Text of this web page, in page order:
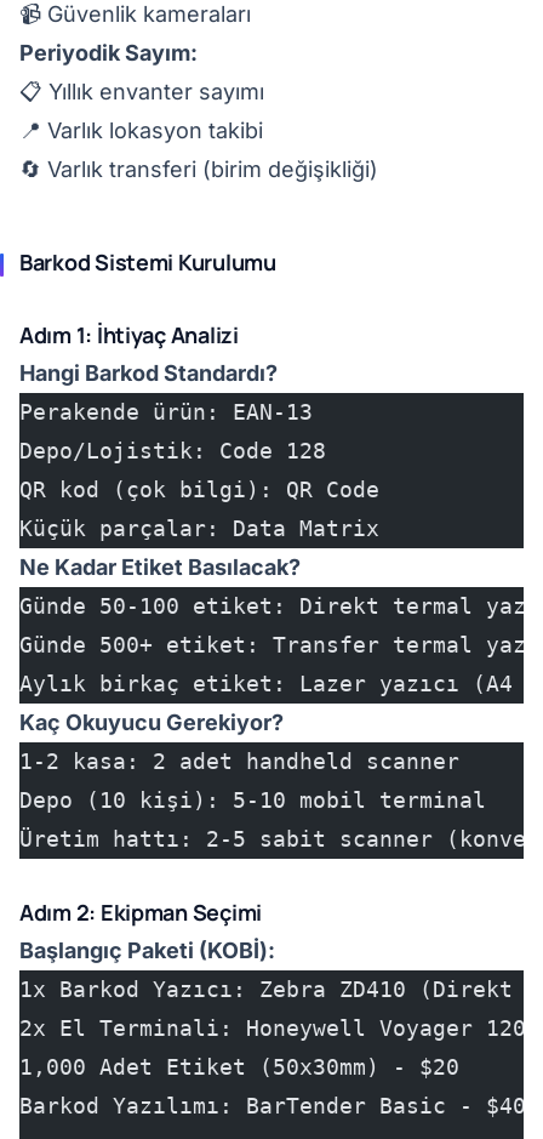
📹 Güvenlik kameraları
Periyodik Sayım:
📋 Yıllık envanter sayımı
📍 Varlık lokasyon takibi
🔄 Varlık transferi (birim değişikliği)
Barkod Sistemi Kurulumu
Adım 1: İhtiyaç Analizi
Hangi Barkod Standardı?
Perakende ürün: EAN-13
Depo/Lojistik: Code 128
QR kod (çok bilgi): QR Code
Küçük parçalar: Data Matrix
Ne Kadar Etiket Basılacak?
Günde 50-100 etiket: Direkt termal
Günde 500+ etiket: Transfer termal
Aylık birkaç etiket: Lazer yazıcı (A4
Kaç Okuyucu Gerekiyor?
1-2 kasa: 2 adet handheld scanner
Depo (10 kişi): 5-10 mobil terminal
Üretim hattı: 2-5 sabit scanner
Adım 2: Ekipman Seçimi
Başlangıç Paketi (KOBİ):
1x Barkod Yazıcı: Zebra ZD410 (Direkt
2x El Terminali: Honeywell Voyager
1,000 Adet Etiket (50x30mm) - $20
Barkod Yazılımı: BarTender Basic - $400